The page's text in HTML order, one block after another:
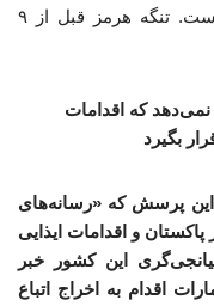
تجاوزکارانه آمریکا و رژیم صهیونیستی است. تنگه هرمز قبل از ۹
نمی‌دهد که اقدامات
بگیرد
پرسش که «رسانه‌های
و اقدامات ایذایی
این کشور خبر
اقدام به اخراج اتباع